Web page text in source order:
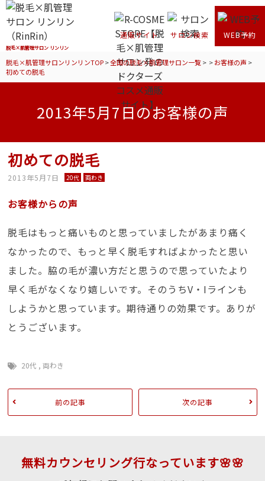
脱毛×肌管理サロン リンリン
通販サイト サロン検索 WEB予約
脱毛×肌管理サロンリンリンTOP>全国の脱毛×肌管理サロン一覧> >お客様の声 >
初めての脱毛
2013年5月7日のお客様の声
初めての脱毛
2013年5月7日 20代 両わき
お客様からの声
脱毛はもっと痛いものと思っていましたがあまり痛く
なかったので、もっと早く脱毛すればよかったと思い
ました。脇の毛が濃い方だと思うので思っていたより
早く毛がなくなり嬉しいです。そのうちV・Iラインも
しようかと思っています。期待通りの効果です。ありが
とうございます。
20代 ,両わき
前の記事 次の記事
無料カウンセリング行なっています🌸🌸